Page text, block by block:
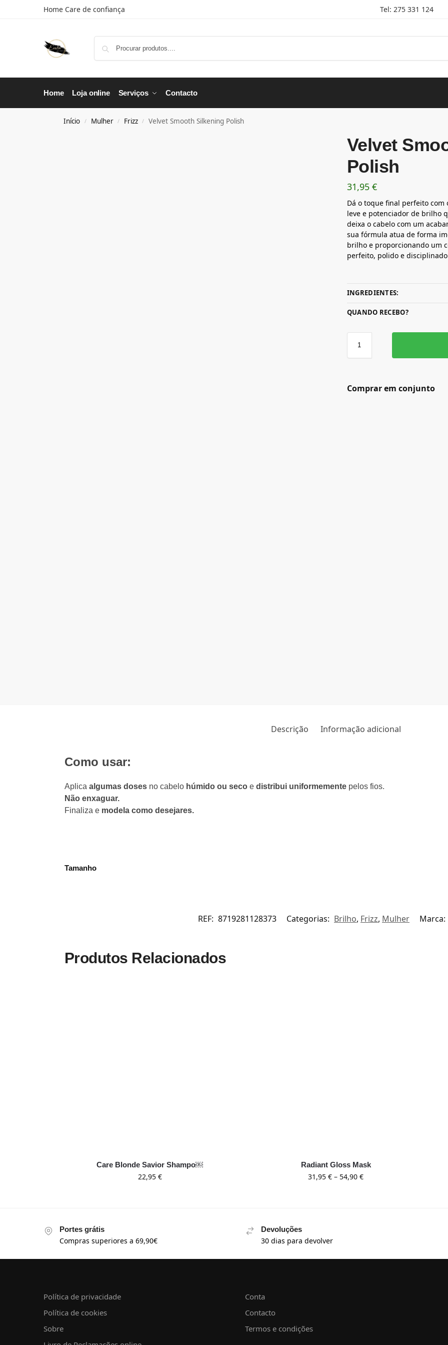
Home Care de confiança Tel: 275 331 124
Home Loja online Serviços Contacto
Início / Mulher / Frizz / Velvet Smooth Silkening Polish
Velvet
Polish
31,95 €
Dá o toque final perfeito com
leve e potenciador de brilho
deixa o cabelo com um
sua fórmula atua de forma
brilho e proporcionando um
perfeito, polido e
INGREDIENTES:
QUANDO RECEBO?
Comprar em conjunto
Descrição Informação adicional
Como usar:
Aplica algumas dosesno cabelo húmido ou secoe distribui uniformementepelos fios.
Não enxaguar.
Finaliza e modela como desejares.
Tamanho
REF: 8719281128373 Categorias: Brilho, Frizz, Mulher Marca:
Produtos Relacionados
Care Blonde Savior Shampo￼
22,95 €
Radiant Gloss Mask
31,95€ – 54,90€
Portes grátis
Compras superiores a 69,90€
Devoluções
30 dias para devolver
Política de privacidade
Política de cookies
Sobre
Conta
Contacto
Termos e condições